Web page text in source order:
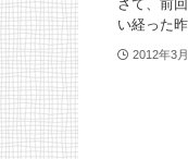
さて、前
い経った
2012年3